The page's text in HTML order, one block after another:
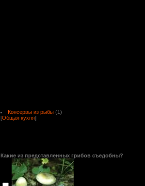
Консервы из рыбы (1)
[Общая кухня]
Какие из представленных грибов съедобны?